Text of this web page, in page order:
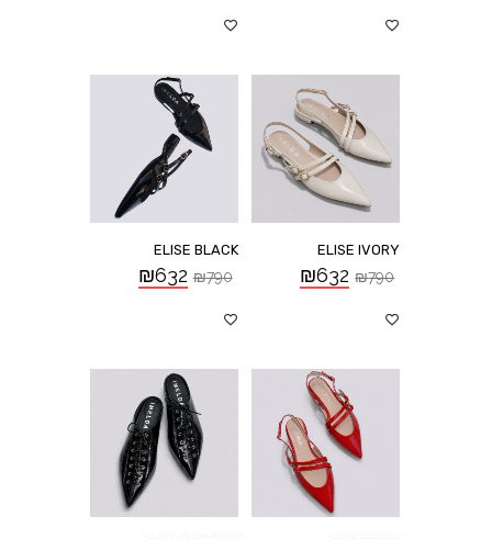
ELISE IVORY
₪790
₪632
ELISE BLACK
₪790
₪632